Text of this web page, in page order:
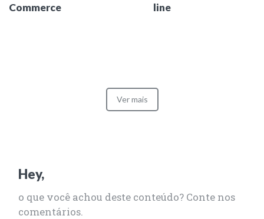
Commerce
line
Ver mais
Hey,
o que você achou deste conteúdo? Conte nos
comentários.